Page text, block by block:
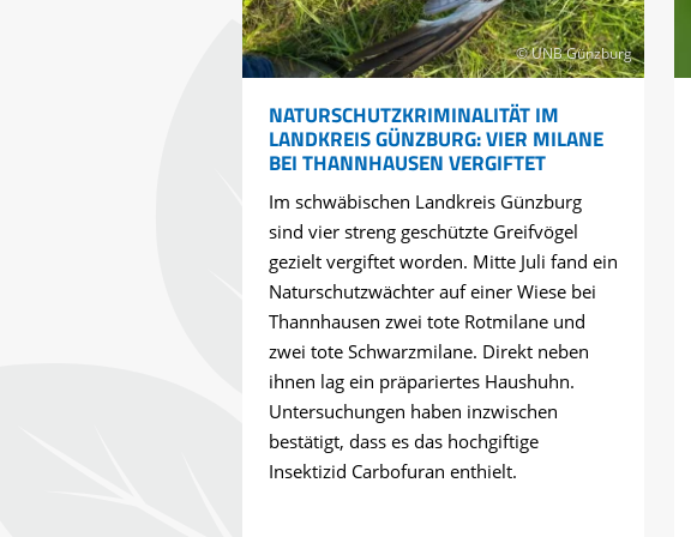
© UNB Günzburg
NATURSCHUTZKRIMINALITÄT IM
LANDKREIS GÜNZBURG: VIER MILANE
BEI THANNHAUSEN VERGIFTET
Im schwäbischen Landkreis Günzburg
sind vier streng geschützte Greifvögel
gezielt vergiftet worden. Mitte Juli fand ein
Naturschutzwächter auf einer Wiese bei
Thannhausen zwei tote Rotmilane und
zwei tote Schwarzmilane. Direkt neben
ihnen lag ein präpariertes Haushuhn.
Untersuchungen haben inzwischen
bestätigt, dass es das hochgiftige
Insektizid Carbofuran enthielt.